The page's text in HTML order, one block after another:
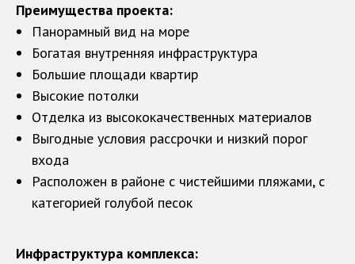
Преимущества проекта:
Панорамный вид на море
Богатая внутренняя инфраструктура
Большие площади квартир
Высокие потолки
Отделка из высококачественных материалов
Выгодные условия рассрочки и низкий порог
входа
Расположен в районе с чистейшими пляжами, с
категорией голубой песок
Инфраструктура комплекса: